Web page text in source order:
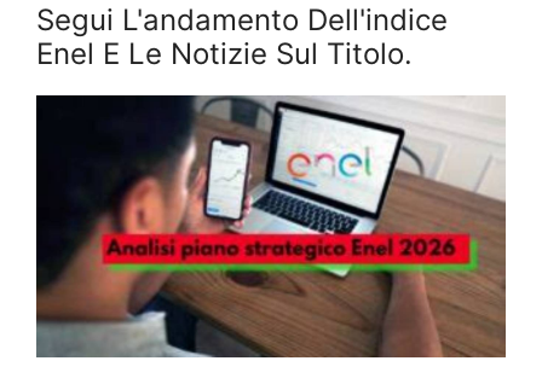
Segui L'andamento Dell'indice
Enel E Le Notizie Sul Titolo.